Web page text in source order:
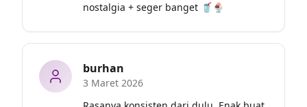
nostalgia + seger banget 🥤🍨
burhan
3 Maret 2026